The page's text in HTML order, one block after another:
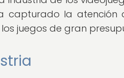
capturado la atención
juegos de gran